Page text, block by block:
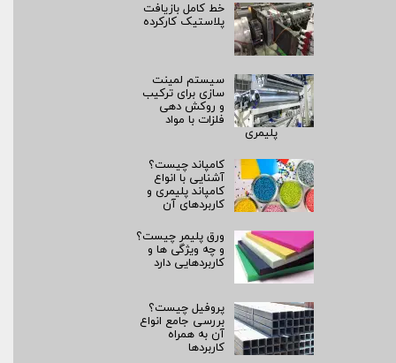
خط کامل بازیافت
پلاستیک کارکرده
سیستم لمینت‌
سازی برای ترکیب
و روکش‌ دهی
فلزات با مواد
پلیمری
کامپاند چیست؟
آشنایی با انواع
کامپاند پلیمری و
کاربردهای آن
ورق پلیمر چیست؟
و چه ویژگی ها و
کاربردهایی دارد
پروفیل چیست؟
بررسی جامع انواع
آن به همراه
کاربردها